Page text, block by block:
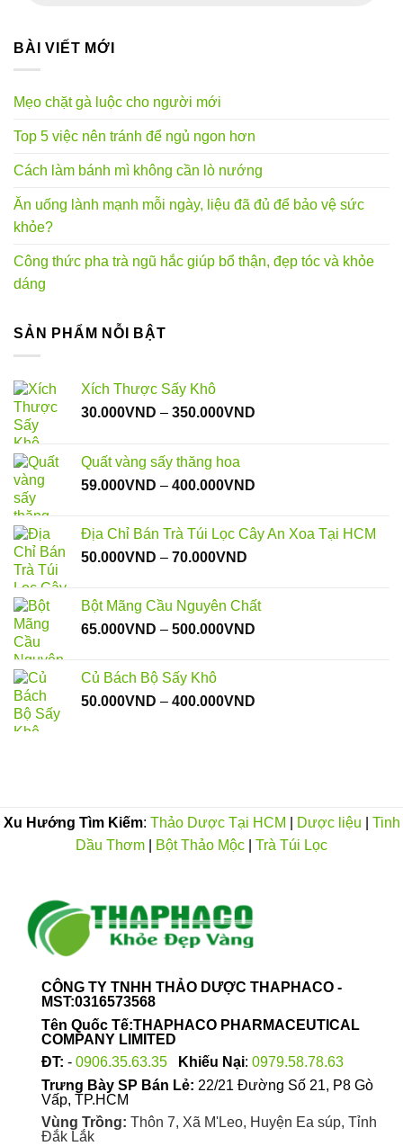
BÀI VIẾT MỚI
Mẹo chặt gà luộc cho người mới
Top 5 việc nên tránh để ngủ ngon hơn
Cách làm bánh mì không cần lò nướng
Ăn uống lành mạnh mỗi ngày, liệu đã đủ để bảo vệ sức
khỏe?
Công thức pha trà ngũ hắc giúp bổ thận, đẹp tóc và khỏe
dáng
SẢN PHẨM NỖI BẬT
Xích Thược Sấy Khô
30.000VND – 350.000VND
Quất vàng sấy thăng hoa
59.000VND – 400.000VND
59.000VND
Địa Chỉ Bán Trà Túi Lọc Cây An Xoa Tại HCM
50.000VND – 70.000VND
50.000VND
đến
Bột Mãng Cầu Nguyên Chất
65.000VND – 500.000VND
Củ Bách Bộ Sấy Khô
50.000VND – 400.000VND
Xu Hướng Tìm Kiếm: Thảo Dược Tại HCM Dược liệu
Tinh
Dầu Thơm
Bột Thảo Mộc Trà Túi Lọc
CÔNG TY TNHH THẢO DƯỢC THAPHACO -
MST:0316573568
Tên Quốc Tế:THAPHACO PHARMACEUTICAL
COMPANY LIMITED
ĐT: - 0906.35.63.35 Khiếu Nại: 0979.58.78.63
Trưng Bày SP Bán Lẻ: 22/21 Đường Số 21, P8 Gò
Vấp, TP.HCM
Vùng Trồng: Thôn 7, Xã M'Leo, Huyện Ea súp, Tỉnh
Đắk Lắk